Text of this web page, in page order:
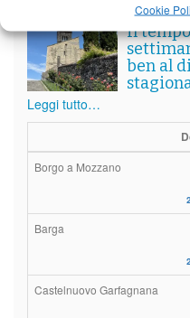
Cookie
Il
ben al
Leggi tutto…
Borgo a Mozzano
Barga
Castelnuovo Garfagnana